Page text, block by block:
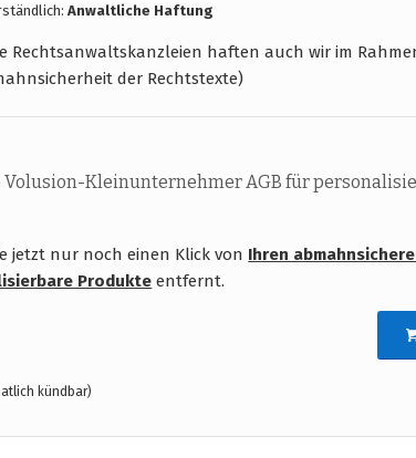
Anwaltliche Haftung
Rechtsanwaltskanzleien haften auch wir im
der Rechtstexte)
Volusion-Kleinunternehmer AGB für
jetzt nur noch einen Klick von Ihren
Produkte entfernt.
kündbar)